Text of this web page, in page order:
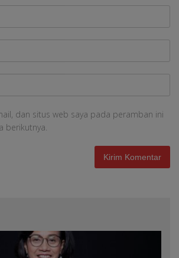
dan situs web saya pada peramban ini
berikutnya.